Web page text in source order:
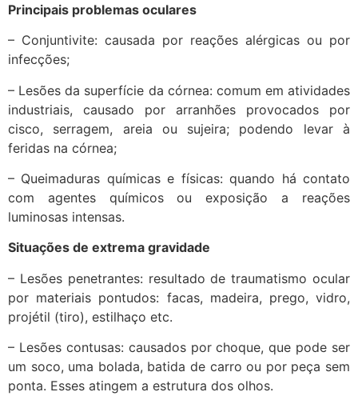
Principais problemas oculares
– Conjuntivite: causada por reações alérgicas ou por
infecções;
– Lesões da superfície da córnea: comum em atividades
industriais, causado por arranhões provocados por
cisco, serragem, areia ou sujeira; podendo levar à
feridas na córnea;
– Queimaduras químicas e físicas: quando há contato
com agentes químicos ou exposição a reações
luminosas intensas.
Situações de extrema gravidade
– Lesões penetrantes: resultado de traumatismo ocular
por materiais pontudos: facas, madeira, prego, vidro,
projétil (tiro), estilhaço etc.
– Lesões contusas: causados por choque, que pode ser
um soco, uma bolada, batida de carro ou por peça sem
ponta. Esses atingem a estrutura dos olhos.